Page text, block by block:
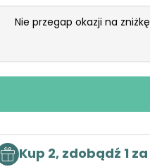
Nie przegap okazji na zniżkę
Kup 2, zdobądź 1